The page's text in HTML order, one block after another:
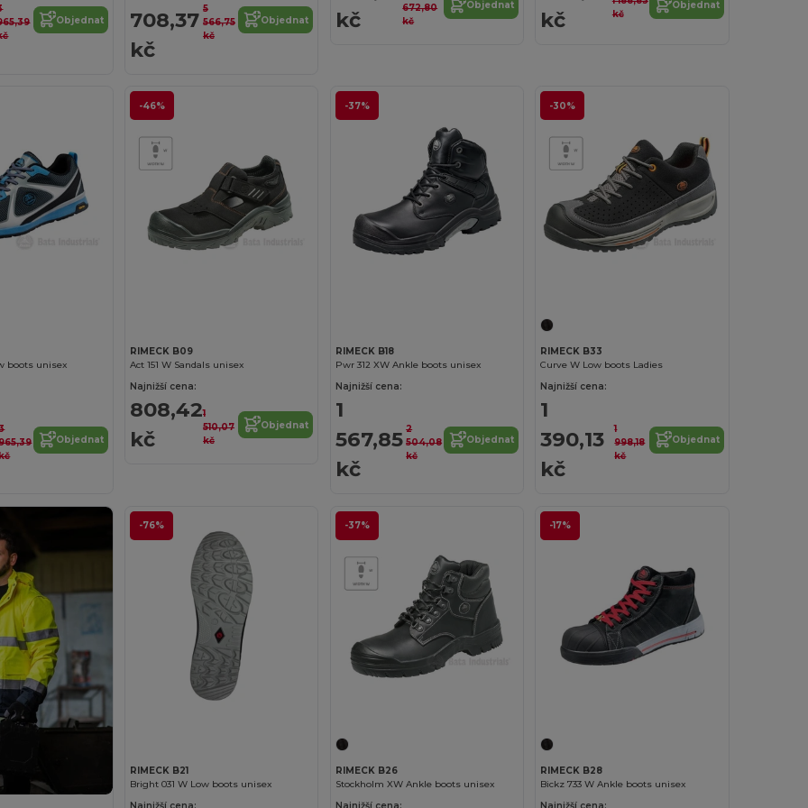
Objednat
708,37
kč
5
566,75
kč
Objednat
kč
672,80
kč
Objednat
kč
kč
Objednat
boots unisex
Objednat
-46%
RIMECK B09
Act 151 W Sandals unisex
Najnižší cena:
808,42
kč
1
510,07
kč
Objednat
-37%
RIMECK B18
Pwr 312 XW Ankle boots unisex
Najnižší cena:
1
567,85
kč
2
504,08
kč
Objednat
-30%
RIMECK B33
Curve W Low boots Ladies
Najnižší cena:
1
390,13
kč
1
998,18
kč
Objednat
-76%
RIMECK B21
Bright 031 W Low boots unisex
-37%
RIMECK B26
Stockholm XW Ankle boots unisex
-17%
RIMECK B28
Bickz 733 W Ankle boots unisex